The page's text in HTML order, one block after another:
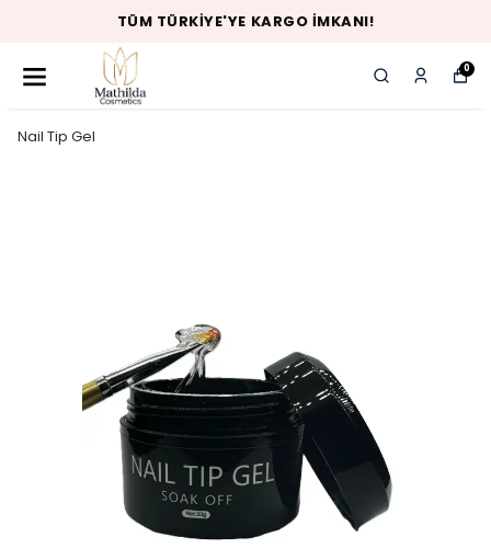
TÜM TÜRKIYE'YE KARGO İMKANI!
0
Nail Tip Gel